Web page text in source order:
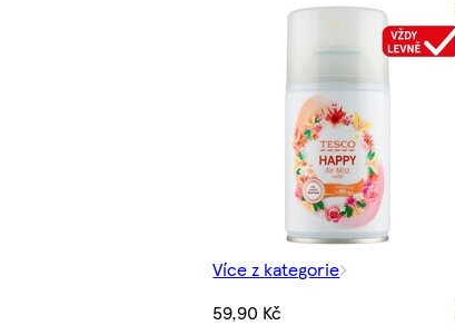
Více z kategorie
59,90 Kč